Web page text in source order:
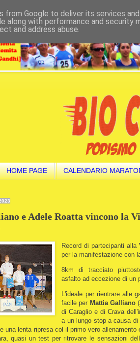
HOME PAGE CALENDARIO
e Adele Roatta vincono la
Record di partecipanti alla
per la manifestazione con
8km di tracciato
asfalto ad eccezione di un
L'ideale per rientrare alle
facile per Mattia Galliano
di Caraglio e di Crava
a un lungo stop a causa
una lenta ripresa col il primo vero
quasi un test per ritrovare le sensazioni
from Google to deliver its services
along with performance and
and address abuse.